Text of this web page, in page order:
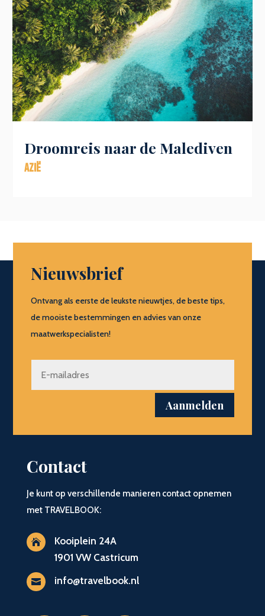
Droomreis naar de Malediven
Azië
Nieuwsbrief
Ontvang als eerste de leukste nieuwtjes, de beste tips,
de mooiste bestemmingen en advies van onze
maatwerkspecialisten!
Aanmelden
Contact
Je kunt op verschillende manieren contact opnemen
met TRAVELBOOK:

Kooiplein 24A
1901 VW Castricum
 info@travelbook.nl